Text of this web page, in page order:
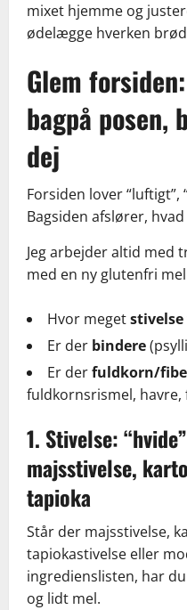
mixet hjemme og
ødelægge hverken
Glem
bagpå posen,
dej
Forsiden lover “luftigt”,
Bagsiden afslører,
Jeg arbejder altid med
med en ny glutenfri
Hvor megetstivelse
Er der bindere
Er derfuldkorn/
fuldkornsrismel, havre,
1. Stivelse:
majsstivelse,
tapioka
Står der majsstivelse,
tapiokastivelse eller
ingredienslisten, har
og lidt mel.